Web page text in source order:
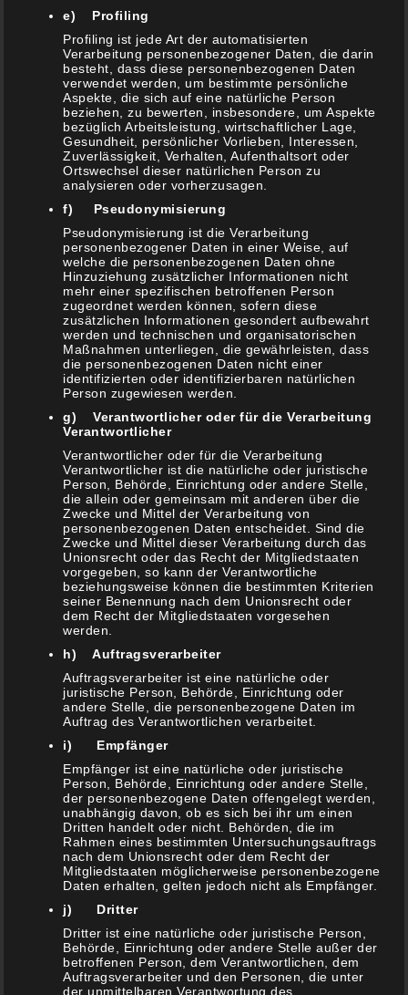
Weiterlesen
Dutch Oven,Rezepte, Rind
Schreib einen
Kommentar
NEUESTE BEITRÄGE
Schicht Lauch
5. Mai 2021
Chili Sin Carne (Vegetarisches Chili)
24. April 2021
Spargel Päckchen im Butcher Paper vom Grill
18. April 2021
Zwiebelsauce mit Malzbier (& Bratwurst )
10. April 2021
Rhöner Tzatziki
7. April 2021
Viva La México – Vegetarische Enchiladas vom
Grill
3. März 2021
Tortillas, Burittos, Tacos und Co
2. März 2021
Kräffins / Kräppel (Berliner / Krapfen) Muffins
10. Februar 2021
Kartoffelsuppe aus dem Dutch Oven
6. Februar 2021
3. Februar 2021
Gyros Auflauf
30. Januar 2021
1000 DANK
29. Januar 2021
Flanksteak „Calzone“ Style
Vitello Tonnato BBQ Style
9. Januar 2021
e) Profiling
Profiling ist jede Art der automatisierten
Verarbeitung personenbezogener Daten, die darin
besteht, dass diese personenbezogenen Daten
verwendet werden, um bestimmte persönliche
Aspekte, die sich auf eine natürliche Person
beziehen, zu bewerten, insbesondere, um Aspekte
bezüglich Arbeitsleistung, wirtschaftlicher Lage,
Gesundheit, persönlicher Vorlieben, Interessen,
Zuverlässigkeit, Verhalten, Aufenthaltsort oder
Ortswechsel dieser natürlichen Person zu
analysieren oder vorherzusagen.
f) Pseudonymisierung
Pseudonymisierung ist die Verarbeitung
personenbezogener Daten in einer Weise, auf
welche die personenbezogenen Daten ohne
Hinzuziehung zusätzlicher Informationen nicht
mehr einer spezifischen betroffenen Person
zugeordnet werden können, sofern diese
zusätzlichen Informationen gesondert aufbewahrt
werden und technischen und organisatorischen
Maßnahmen unterliegen, die gewährleisten, dass
die personenbezogenen Daten nicht einer
identifizierten oder identifizierbaren natürlichen
Person zugewiesen werden.
g) Verantwortlicher oder für die Verarbeitung
Verantwortlicher
Verantwortlicher oder für die Verarbeitung
Verantwortlicher ist die natürliche oder juristische
Person, Behörde, Einrichtung oder andere Stelle,
die allein oder gemeinsam mit anderen über die
Zwecke und Mittel der Verarbeitung von
personenbezogenen Daten entscheidet. Sind die
Zwecke und Mittel dieser Verarbeitung durch das
Unionsrecht oder das Recht der Mitgliedstaaten
vorgegeben, so kann der Verantwortliche
beziehungsweise können die bestimmten Kriterien
seiner Benennung nach dem Unionsrecht oder
dem Recht der Mitgliedstaaten vorgesehen
werden.
h) Auftragsverarbeiter
Auftragsverarbeiter ist eine natürliche oder
juristische Person, Behörde, Einrichtung oder
andere Stelle, die personenbezogene Daten im
Auftrag des Verantwortlichen verarbeitet.
i) Empfänger
Empfänger ist eine natürliche oder juristische
Person, Behörde, Einrichtung oder andere Stelle,
der personenbezogene Daten offengelegt werden,
unabhängig davon, ob es sich bei ihr um einen
Dritten handelt oder nicht. Behörden, die im
Rahmen eines bestimmten Untersuchungsauftrags
nach dem Unionsrecht oder dem Recht der
Mitgliedstaaten möglicherweise personenbezogene
Daten erhalten, gelten jedoch nicht als Empfänger.
j) Dritter
Dritter ist eine natürliche oder juristische Person,
Behörde, Einrichtung oder andere Stelle außer der
betroffenen Person, dem Verantwortlichen, dem
Auftragsverarbeiter und den Personen, die unter
der unmittelbaren Verantwortung des